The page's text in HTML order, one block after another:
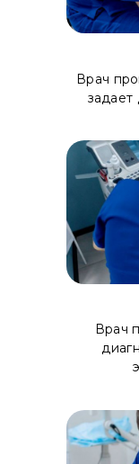
Врач
задает
Врач